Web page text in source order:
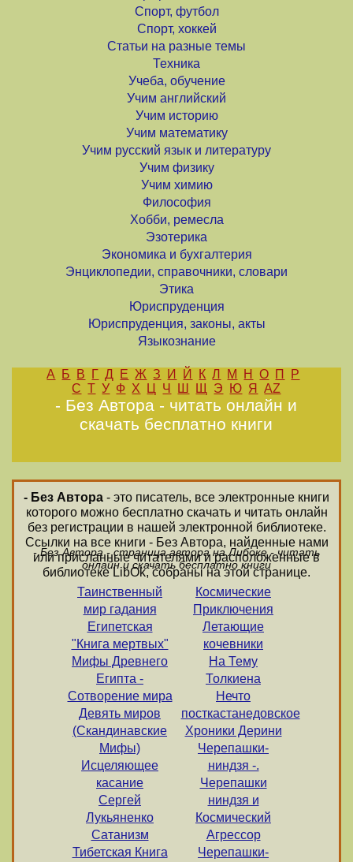
Спорт, футбол
Спорт, хоккей
Статьи на разные темы
Техника
Учеба, обучение
Учим английский
Учим историю
Учим математику
Учим русский язык и литературу
Учим физику
Учим химию
Философия
Хобби, ремесла
Эзотерика
Экономика и бухгалтерия
Энциклопедии, справочники, словари
Этика
Юриспруденция
Юриспруденция, законы, акты
Языкознание
А Б В Г Д Е Ж З И Й К Л М Н О П
Р
С Т У Ф Х Ц Ч Ш Щ Э Ю Я AZ
- Без Автора - читать онлайн и
скачать бесплатно книги
- Без Автора - это писатель, все электронные книги
которого можно бесплатно скачать и читать онлайн
без регистрации в нашей электронной библиотеке.
Ссылки на все книги - Без Автора, найденные нами
или присланные читателями и расположенные в
библиотеке LibOk, собраны на этой странице.
- Без Автора - страница автора на Либоке - читать
онлайн и скачать бесплатно книги
Таинственный
мир гадания
Египетская
"Книга мертвых"
Мифы Древнего
Египта -
Сотворение мира
Девять миров
(Скандинавские
Мифы)
Исцеляющее
касание
Сергей
Лукьяненко
Сатанизм
Тибетская Книга
Космические
Приключения
Летающие
кочевники
На Тему
Толкиена
Нечто
посткастанедовское
Хроники Дерини
Черепашки-
ниндзя -.
Черепашки
ниндзя и
Космический
Агрессор
Черепашки-